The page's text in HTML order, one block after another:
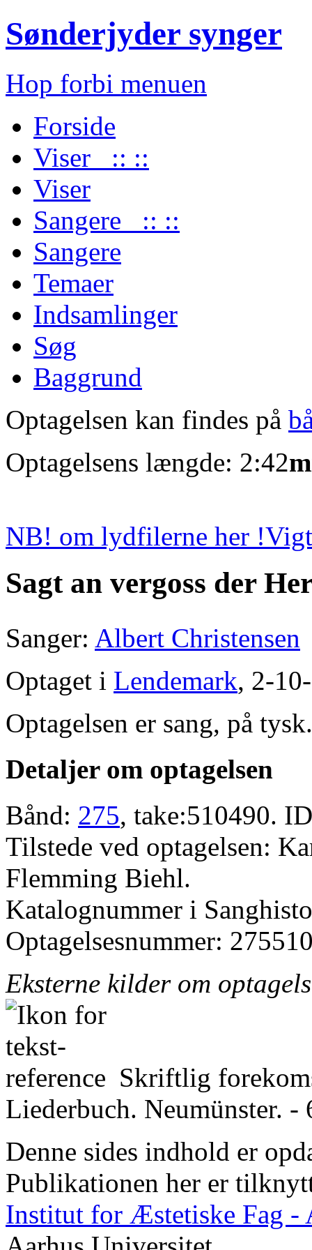
Sønderjyder synger
Hop forbi menuen
Forside
Viser :: ::
Viser
Sangere :: ::
Sangere
Temaer
Indsamlinger
Søg
Baggrund
Optagelsen kan findes på
Optagelsens længde: 2:42
NB! om lydfilerne her !
Sagt an vergoss der
Sanger: Albert Christensen
Optaget i Lendemark, 2-
Optagelsen er sang, på tysk.
Detaljer om optagelsen
Bånd: 275, take:510490.
Tilstede ved optagelsen:
Flemming Biehl.
Katalognummer i
Optagelsesnummer:
Eksterne kilder om
Skriftlig
Liederbuch. Neumünster. -
Denne sides indhold er
Publikationen her er
Institut for Æstetiske Fag -